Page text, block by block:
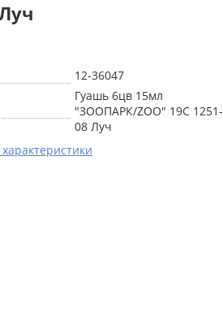
12-36047
Гуашь 6цв 15мл
"ЗООПАРК/ZOO" 19С 1251-
08 Луч